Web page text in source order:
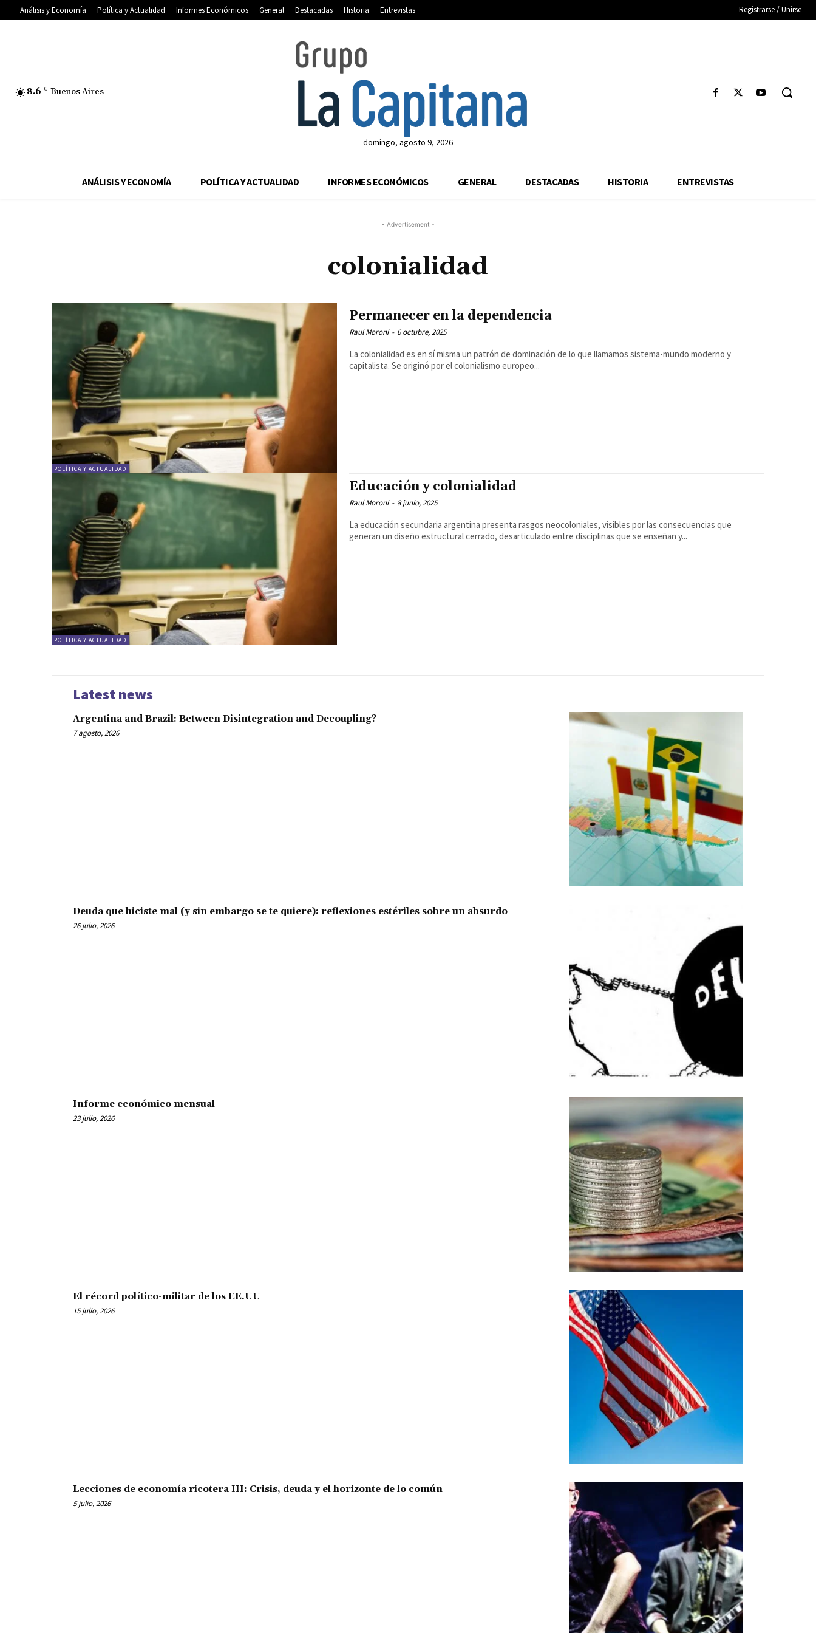
Análisis y Economía Política y Actualidad Informes Económicos General Destacadas Historia Entrevistas Registrarse / Unirse
8.6 C Buenos Aires
domingo, agosto 9, 2026
ANÁLISIS Y ECONOMÍA POLÍTICA Y ACTUALIDAD INFORMES ECONÓMICOS GENERAL DESTACADAS HISTORIA ENTREVISTAS
- Advertisement -
colonialidad
POLÍTICA Y ACTUALIDAD
Permanecer en la dependencia
Raul Moroni - 6 octubre, 2025
La colonialidad es en sí misma un patrón de dominación de lo que llamamos sistema-mundo moderno y
capitalista. Se originó por el colonialismo europeo...
POLÍTICA Y ACTUALIDAD
Educación y colonialidad
Raul Moroni - 8 junio, 2025
La educación secundaria argentina presenta rasgos neocoloniales, visibles por las consecuencias que
generan un diseño estructural cerrado, desarticulado entre disciplinas que se enseñan y...
Latest news
Argentina and Brazil: Between Disintegration and Decoupling?
7 agosto, 2026
Deuda que hiciste mal (y sin embargo se te quiere): reflexiones estériles sobre un absurdo
26 julio, 2026
Informe económico mensual
23 julio, 2026
El récord político-militar de los EE.UU
15 julio, 2026
Lecciones de economía ricotera III: Crisis, deuda y el horizonte de lo común
5 julio, 2026